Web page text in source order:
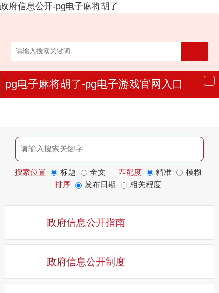
政府信息公开-pg电子麻将胡了
导
航
pg电子麻将胡了-pg电子游戏官网入口
搜索位置 标题 全文 匹配度 精准
模糊
排序
发布日期 相关程度
政府信息公开指南
政府信息公开制度